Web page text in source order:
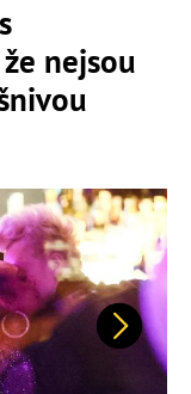
nejsou
Další